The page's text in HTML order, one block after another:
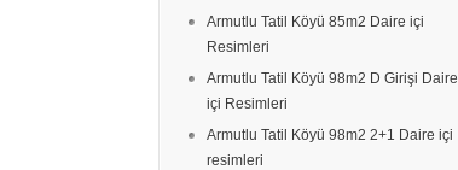
Armutlu Tatil Köyü 85m2 Daire içi
Resimleri
Armutlu Tatil Köyü 98m2 D Girişi Daire
içi Resimleri
Armutlu Tatil Köyü 98m2 2+1 Daire içi
resimleri